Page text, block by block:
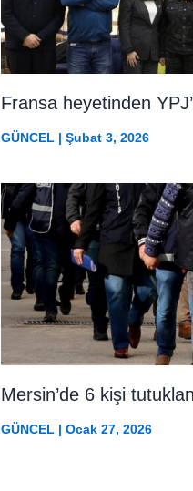
Fransa heyetinden
GÜNCEL| Şubat 3, 2026
Mersin’de 6 kişi
GÜNCEL | Ocak 27, 2026